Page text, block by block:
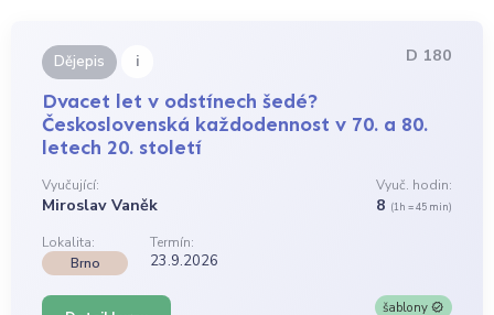
Dějepis i D 180
Dvacet let v odstínech šedé?
Československá každodennost v 70. a 80.
letech 20. století
Vyučující:
Miroslav Vaněk
Vyuč. hodin:
8 (1h = 45 min)
Lokalita:
Termín:
Brno
23.9.2026
šablony